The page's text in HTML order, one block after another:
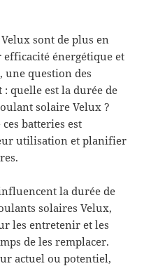
sont de plus en
énergétique et
une question des
quelle est la durée de
solaire Velux ?
batteries est
utilisation et planifier
la durée de
solaires Velux,
les entretenir et les
de les remplacer.
actuel ou potentiel,